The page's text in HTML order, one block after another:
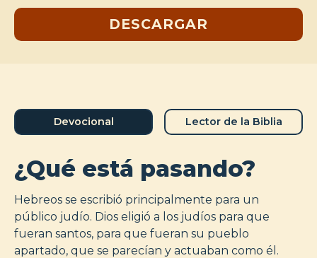
DESCARGAR
Devocional Lector de la Biblia
¿Qué está pasando?
Hebreos se escribió principalmente para un
público judío. Dios eligió a los judíos para que
fueran santos, para que fueran su pueblo
apartado, que se parecían y actuaban como él.